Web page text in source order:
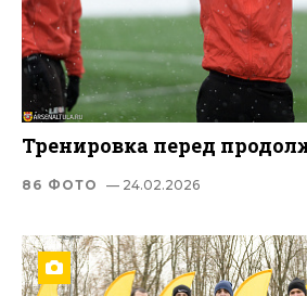
Тренировка перед
86 ФОТО — 24.02.2026